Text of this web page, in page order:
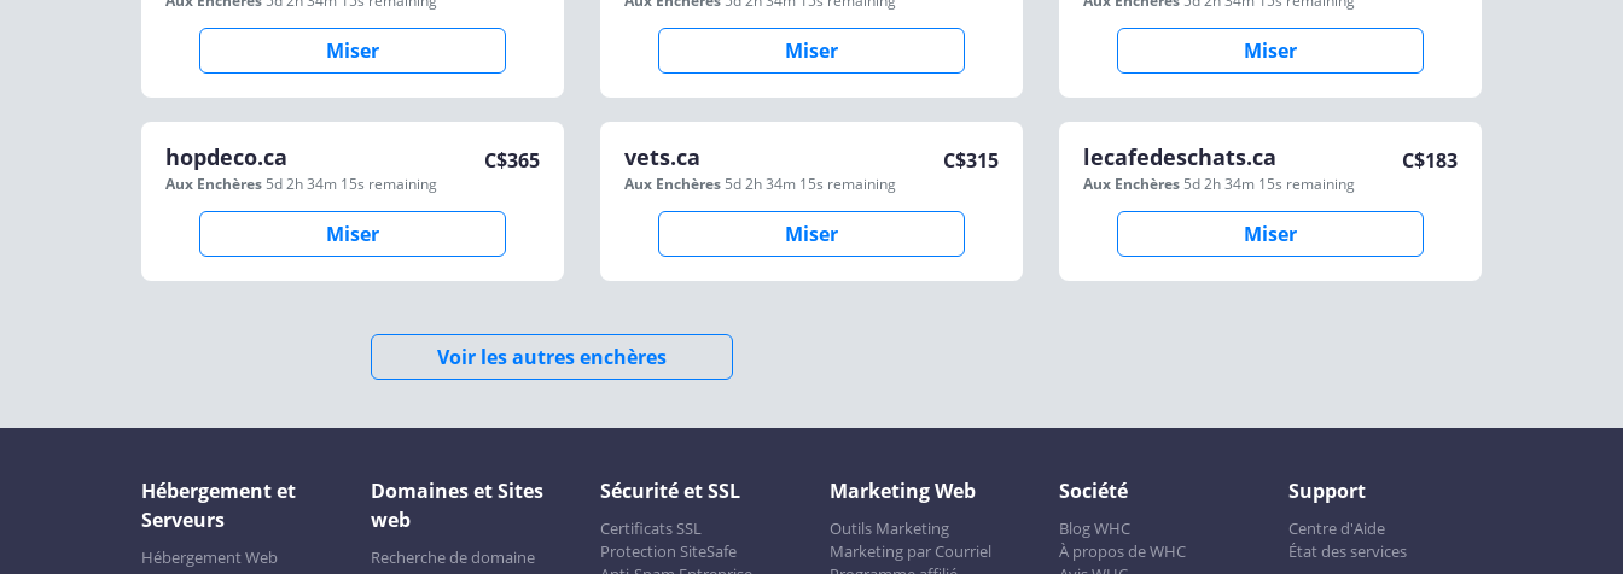
Miser Miser Miser
hopdeco.ca
Aux Enchères 5d 2h 34m 15s remaining
C$365
Miser
vets.ca
Aux Enchères 5d 2h 34m 15s remaining
C$315
Miser
lecafedeschats.ca
Aux Enchères 5d 2h 34m 15s remaining
C$183
Miser
Voir les autres enchères
Hébergement et
Serveurs
Hébergement Web
Domaines et Sites
web
Recherche de domaine
Sécurité et SSL
Certificats SSL
Protection SiteSafe
Marketing Web
Outils Marketing
Marketing par Courriel
Société
Blog WHC
À propos de WHC
Support
Centre d'Aide
État des services